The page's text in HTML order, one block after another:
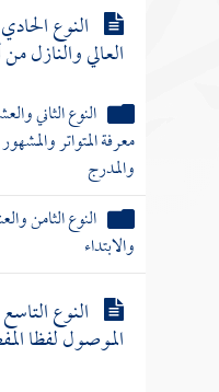
النوع
العالي والنازل
النوع الثاني
معرفة المتواتر
والمدرج
النوع الثامن
والابتداء
النوع
الموصول لفظا